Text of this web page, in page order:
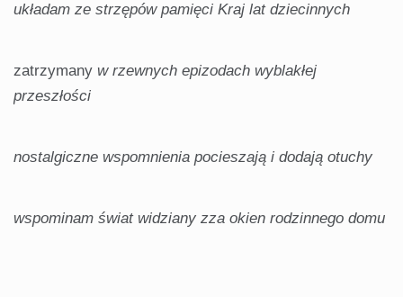
układam ze strzępów pamięci Kraj lat dziecinnych
zatrzymany w rzewnych epizodach wyblakłej
przeszłości
nostalgiczne wspomnienia pocieszają i dodają otuchy
wspominam świat widziany zza okien rodzinnego domu